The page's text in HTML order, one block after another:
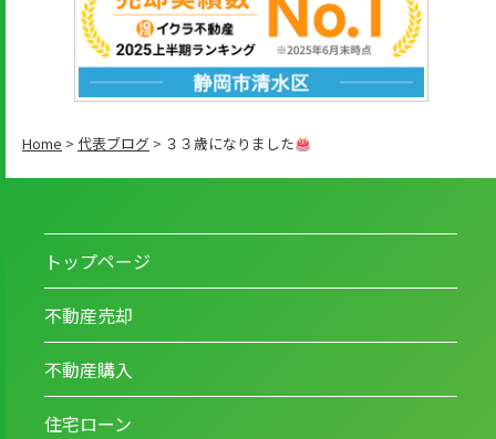
Home > 代表ブログ > ３３歳になりました
トップページ
不動産売却
不動産購入
住宅ローン